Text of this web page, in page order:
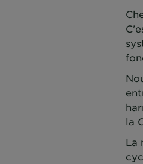
la
La